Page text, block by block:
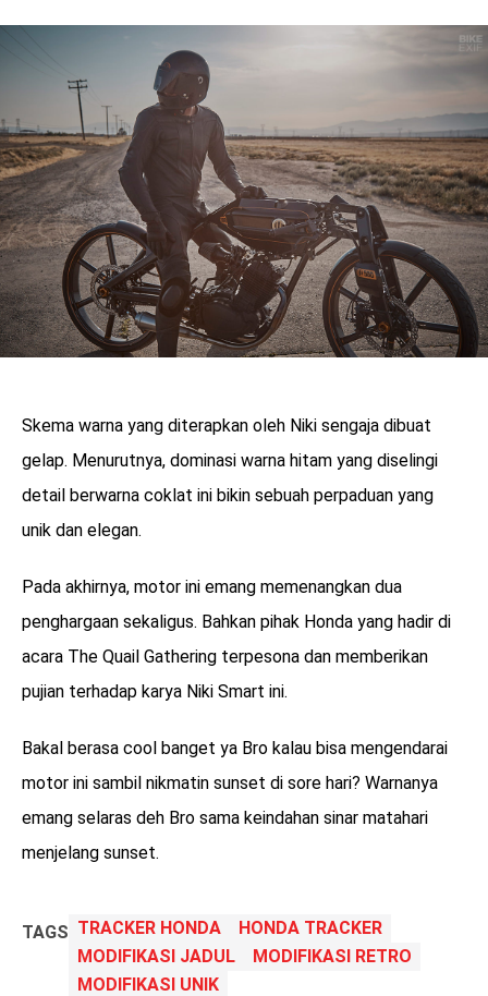
Skema warna yang diterapkan oleh Niki sengaja dibuat
gelap. Menurutnya, dominasi warna hitam yang diselingi
detail berwarna coklat ini bikin sebuah perpaduan yang
unik dan elegan.
Pada akhirnya, motor ini emang memenangkan dua
penghargaan sekaligus. Bahkan pihak Honda yang hadir di
acara The Quail Gathering terpesona dan memberikan
pujian terhadap karya Niki Smart ini.
Bakal berasa cool banget ya Bro kalau bisa mengendarai
motor ini sambil nikmatin sunset di sore hari? Warnanya
emang selaras deh Bro sama keindahan sinar matahari
menjelang sunset.
TAGS TRACKER HONDA
HONDA TRACKER
MODIFIKASI JADUL
MODIFIKASI RETRO
MODIFIKASI UNIK